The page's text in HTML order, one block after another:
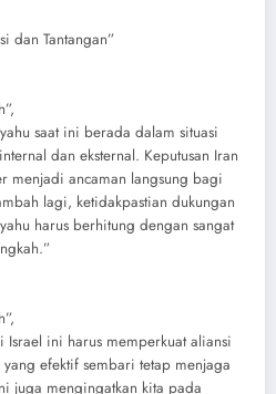
dan Tantangan”
saat ini berada dalam situasi
dan eksternal. Keputusan Iran
menjadi ancaman langsung bagi
lagi, ketidakpastian dukungan
harus berhitung dengan sangat
Israel ini harus memperkuat aliansi
efektif sembari tetap menjaga
juga mengingatkan kita pada